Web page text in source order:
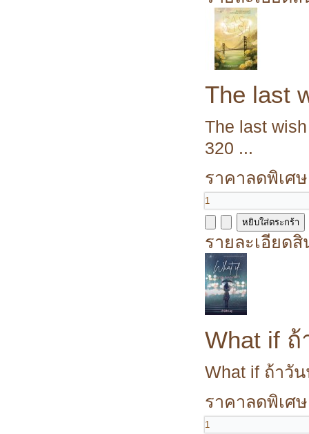
The last
The last
320 ...
ราคาลดพิเศ
รายละเอียด
What if
What if ถ้าวั
ราคาลดพิเศ